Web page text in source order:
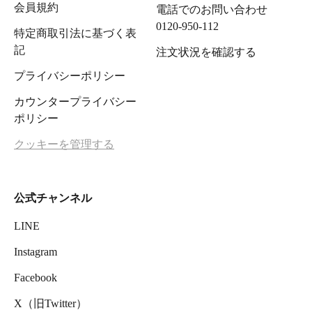
会員規約
特定商取引法に基づく表
記
プライバシーポリシー
カウンタープライバシー
ポリシー
クッキーを管理する
電話でのお問い合わせ
0120-950-112
注文状況を確認する
公式チャンネル
LINE
Instagram
Facebook
X（旧Twitter）